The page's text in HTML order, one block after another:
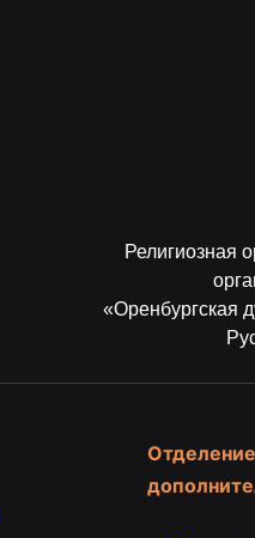
Религиозная
«Оренбургская